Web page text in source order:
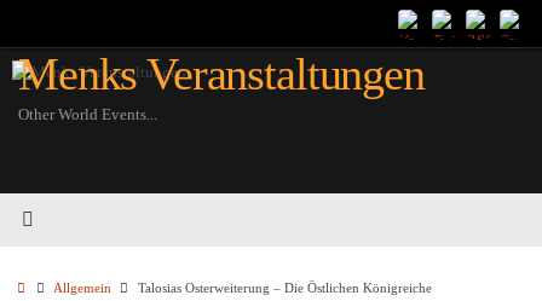
springen
Menks Veranstaltungen
Other World Events...
Startseite
Allgemein Talosias Osterweiterung – Die Östlichen Königreiche